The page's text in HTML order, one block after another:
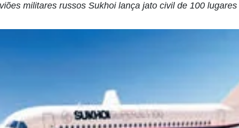
militares russos Sukhoi lança jato civil de 100 lugares